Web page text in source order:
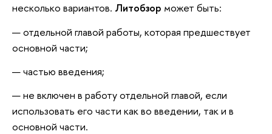
несколько вариантов. Литобзор может быть:
отдельной главой работы, которая предшествует
основной части;
частью введения;
не включен в работу отдельной главой, если
использовать его части как во введении, так и в
основной части.